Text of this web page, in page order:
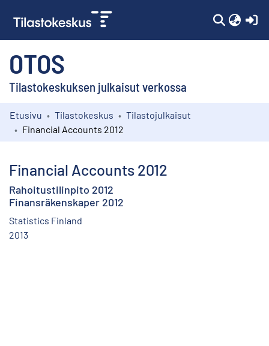
OTOS
Tilastokeskuksen julkaisut verkossa
Kokoelmat
Etusivu Tilastokeskus
Tilastojulkaisut
Financial Accounts 2012
Financial Accounts 2012
Rahoitustilinpito 2012
Finansräkenskaper 2012
Statistics Finland
2013